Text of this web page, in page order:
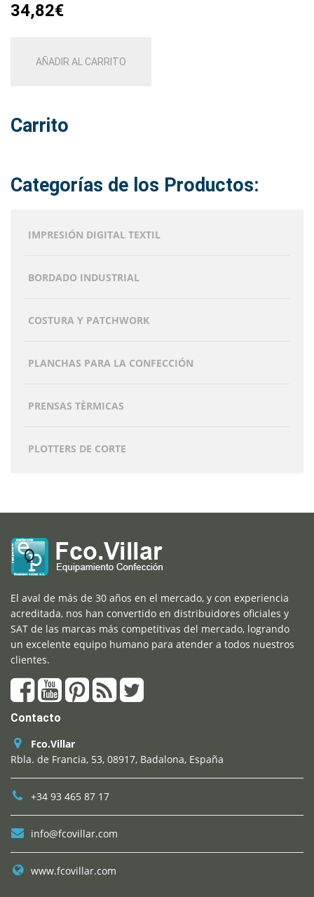
34,82€
AÑADIR AL CARRITO
Carrito
Categorías de los Productos:
IMPRESIÓN DIGITAL TEXTIL
BORDADO INDUSTRIAL
COSTURA Y PATCHWORK
PLANCHAS PARA LA CONFECCIÓN
PRENSAS TÈRMICAS
PLOTTERS DE CORTE
El aval de más de 30 años en el mercado, y con experiencia
acreditada, nos han convertido en distribuidores oficiales y
SAT de las marcas más competitivas del mercado, logrando
un excelente equipo humano para atender a todos nuestros
clientes.
Contacto
Fco.Villar
Rbla. de Francia, 53, 08917, Badalona, España
+34 93 465 87 17
info@fcovillar.com
www.fcovillar.com